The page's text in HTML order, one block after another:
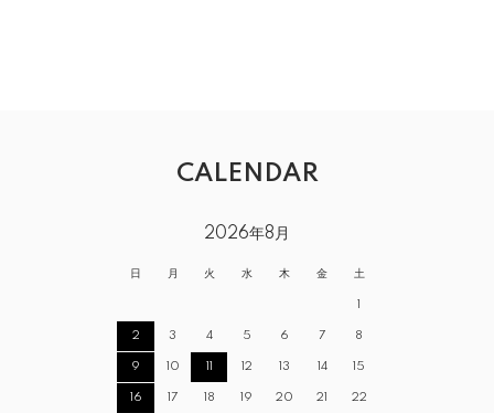
CALENDAR
2026年8月
日 月 火 水 木 金 土
1
2 3 4 5 6 7 8
9 10 11 12 13 14 15
16 17 18 19 20 21 22